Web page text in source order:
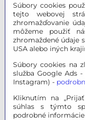
Značky
Výpredaj
Tipy na
Poradňa -
© 2026 OPTINO
Súbory cookies
tejto webovej
zhromažďovanie
môžeme použiť
zhromaždené údaje
USA alebo iných
Súbory cookies na
služba Google Ads -
Instagram) -
Kliknutím na
súhlas s týmto
podrobné